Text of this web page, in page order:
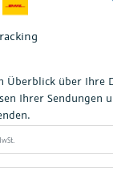
Überblick über Ihre
Ihrer Sendungen